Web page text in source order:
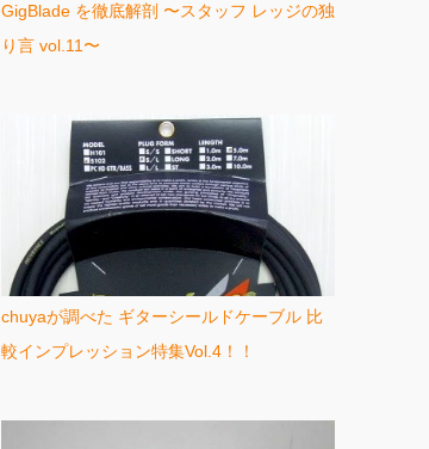
GigBlade を徹底解剖 〜スタッフ レッジの独
り言 vol.11〜
chuyaが調べた ギターシールドケーブル 比
較インプレッション特集Vol.4！！